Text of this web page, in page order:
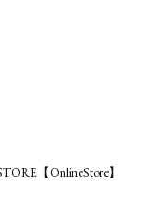
【OnlineStore】